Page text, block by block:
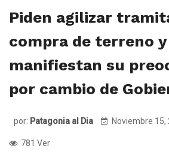
Piden agilizar
compra de terreno y
manifiestan su
por cambio de
por: Patagonia al Dia Noviembre 15,
781 Ver